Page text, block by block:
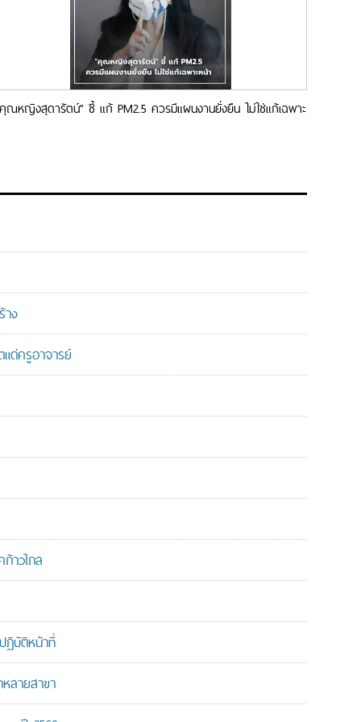
ณหญิงสุดารัตน์” ชี้ แก้ PM2.5 ควรมีแผนงานยั่งยืน ไม่ใช่แก้เฉพาะ
ง
ด่ครูอาจารย์
าวไกล
ฏิบัติหน้าที่
ลายสาขา